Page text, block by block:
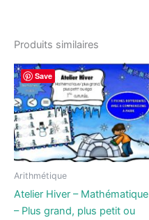
Produits similaires
Save
Arithmétique
Atelier Hiver – Mathématique
– Plus grand, plus petit ou